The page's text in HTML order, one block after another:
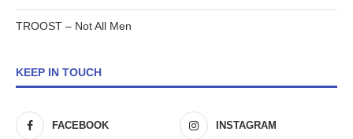
TROOST – Not All Men
KEEP IN TOUCH
FACEBOOK INSTAGRAM